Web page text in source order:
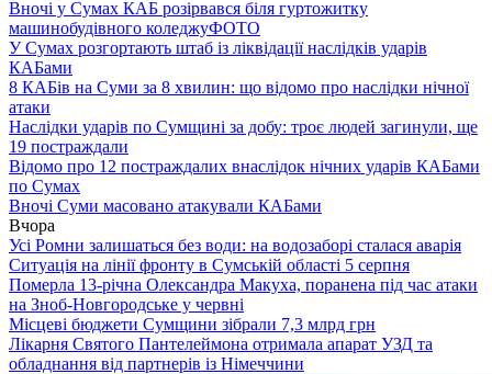
Вночі у Сумах КАБ розірвався біля гуртожитку
машинобудівного коледжуФОТО
У Сумах розгортають штаб із ліквідації наслідків ударів
КАБами
8 КАБів на Суми за 8 хвилин: що відомо про наслідки нічної
атаки
Наслідки ударів по Сумщині за добу: троє людей загинули, ще
19 постраждали
Відомо про 12 постраждалих внаслідок нічних ударів КАБами
по Сумах
Вночі Суми масовано атакували КАБами
Вчора
Усі Ромни залишаться без води: на водозаборі сталася аварія
Ситуація на лінії фронту в Сумській області 5 серпня
Померла 13-річна Олександра Макуха, поранена під час атаки
на Зноб-Новгородське у червні
Місцеві бюджети Сумщини зібрали 7,3 млрд грн
Лікарня Святого Пантелеймона отримала апарат УЗД та
обладнання від партнерів із Німеччини